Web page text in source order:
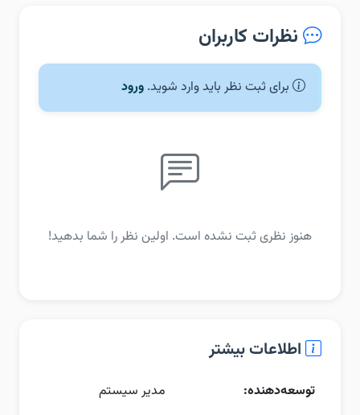
نظرات کاربران
برای ثبت نظر باید وارد شوید. ورود
هنوز نظری ثبت نشده است. اولین نظر را شما بدهید!
اطلاعات بیشتر
توسعه‌دهنده:
مدیر سیستم